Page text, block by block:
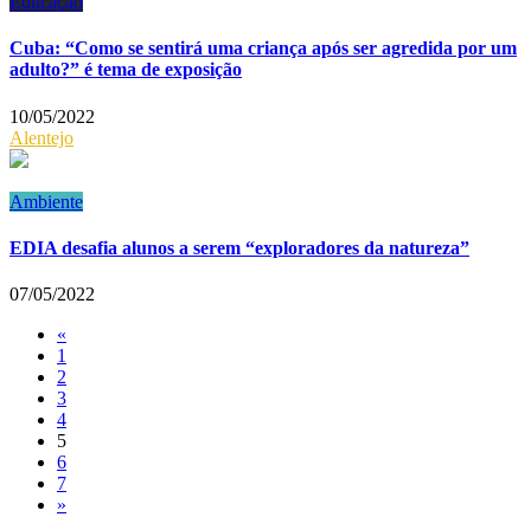
Cuba: “Como se sentirá uma criança após ser agredida por um
adulto?” é tema de exposição
10/05/2022
Alentejo
Ambiente
EDIA desafia alunos a serem “exploradores da natureza”
07/05/2022
«
1
2
3
4
5
6
7
»